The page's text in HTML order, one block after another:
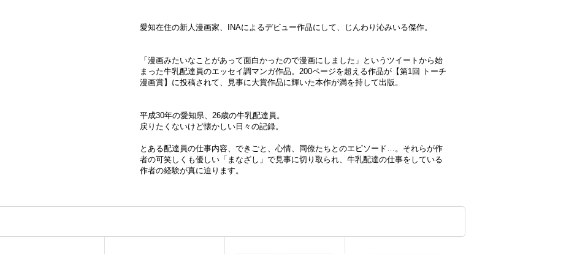
愛知在住の新人漫画家、INAによるデビュー作品にして、じんわり沁みいる傑作。
「漫画みたいなことがあって面白かったので漫画にしました」というツイートから始
まった牛乳配達員のエッセイ調マンガ作品。200ページを超える作品が【第1回 トーチ
漫画賞】に投稿されて、見事に大賞作品に輝いた本作が満を持して出版。
平成30年の愛知県、26歳の牛乳配達員。
戻りたくないけど懐かしい日々の記録。
とある配達員の仕事内容、できごと、心情、同僚たちとのエピソード…。それらが作
者の可笑しくも優しい「まなざし」で見事に切り取られ、牛乳配達の仕事をしている
作者の経験が真に迫ります。